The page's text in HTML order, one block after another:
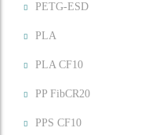
PETG-ESD
PLA
PLA CF10
PP FibCR20
PPS CF10